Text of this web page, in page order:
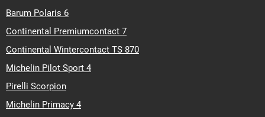
Barum Polaris 6
Continental Premiumcontact 7
Continental Wintercontact TS 870
Michelin Pilot Sport 4
Pirelli Scorpion
Michelin Primacy 4